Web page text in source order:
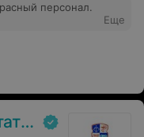
персонал.
Еще